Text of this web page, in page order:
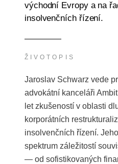
východní Evropy a na
insolvenčních řízení.
ŽIVOTOPIS
Jaroslav Schwarz vede
advokátní kanceláři
let zkušeností v oblasti
korporátních
insolvenčních řízení.
spektrum záležitostí
— od sofistikovaných